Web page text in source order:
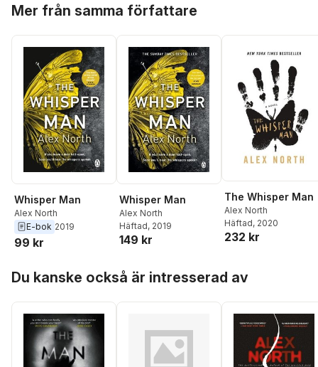
Mer från samma författare
Whisper Man
Alex North
E-bok 2019
99 kr
Whisper Man
Alex North
Häftad, 2019
149 kr
The Whisper Man
Alex North
Häftad, 2020
232 kr
Du kanske också är intresserad av